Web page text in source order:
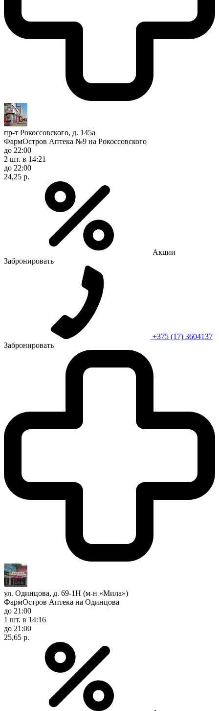
пр-т Рокоссовского, д. 145а
ФармОстров Аптека №9 на Рокоссовского
до 22:00
2 шт. в 14:21
до 22:00
24,25 р.
Акции
Забронировать
+375 (17) 3604137
Забронировать
ул. Одинцова, д. 69-1Н (м-н «Мила»)
ФармОстров Аптека на Одинцова
до 21:00
1 шт. в 14:16
до 21:00
25,65 р.